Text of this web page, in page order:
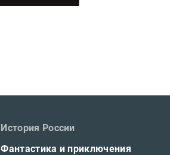
История России
Фантастика и приключения